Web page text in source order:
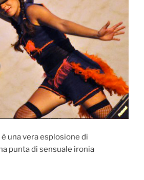
una vera esplosione di
punta di sensuale ironia